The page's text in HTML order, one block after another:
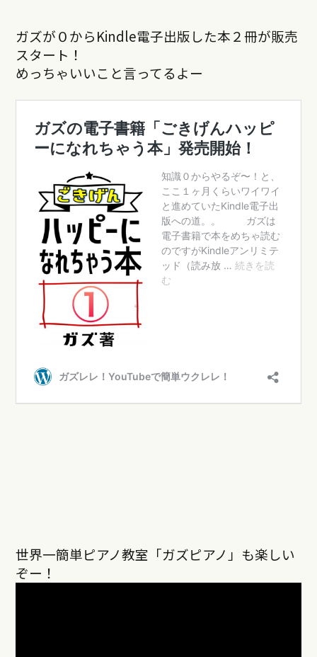
ガズが０からKindle電子出版した本２冊が販売
スタート！
めっちゃいいこと言ってるよー
世界一簡単ピアノ教室「ガズピアノ」も楽しい
ぞー！